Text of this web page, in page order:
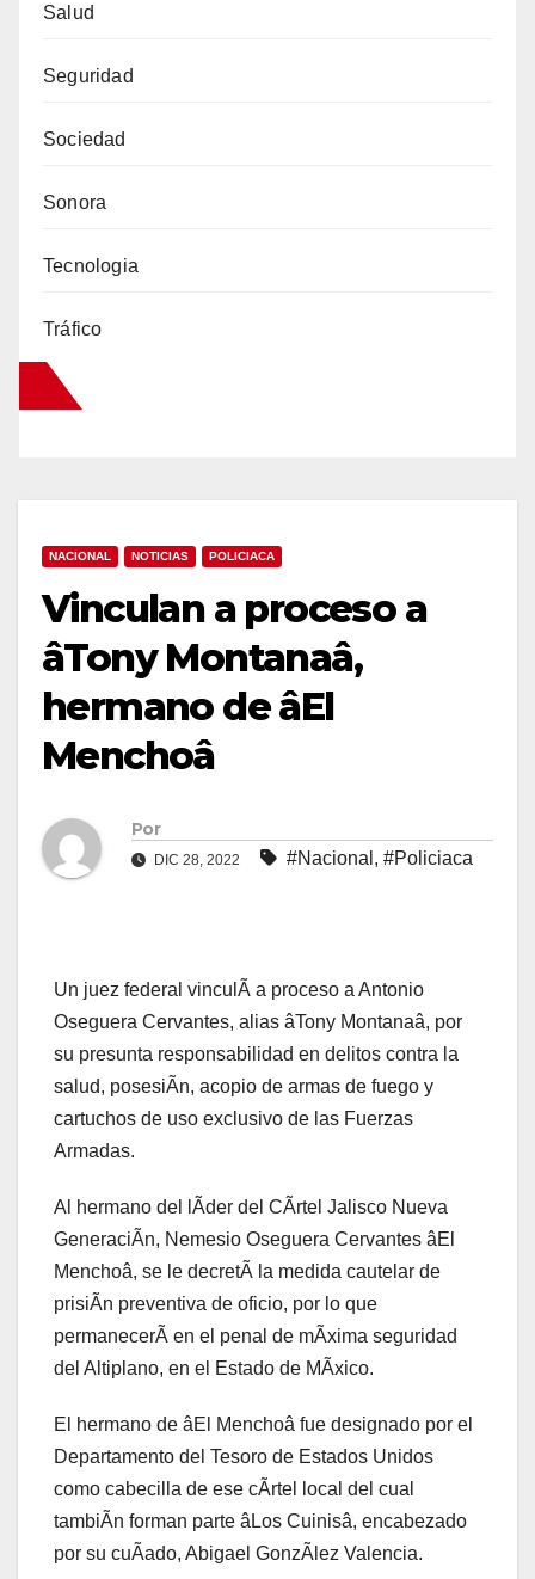
Salud
Seguridad
Sociedad
Sonora
Tecnologia
Tráfico
NACIONAL NOTICIAS POLICIACA
Vinculan a proceso a
âTony Montanaâ,
hermano de âEl
Menchoâ
Por
DIC 28, 2022 #Nacional , #Policiaca
Un juez federal vinculÃ a proceso a Antonio
Oseguera Cervantes, alias âTony Montanaâ, por
su presunta responsabilidad en delitos contra la
salud, posesiÃn, acopio de armas de fuego y
cartuchos de uso exclusivo de las Fuerzas
Armadas.
Al hermano del lÃder del CÃrtel Jalisco Nueva
GeneraciÃn, Nemesio Oseguera Cervantes âEl
Menchoâ, se le decretÃ la medida cautelar de
prisiÃn preventiva de oficio, por lo que
permanecerÃ en el penal de mÃxima seguridad
del Altiplano, en el Estado de MÃxico.
El hermano de âEl Menchoâ fue designado por el
Departamento del Tesoro de Estados Unidos
como cabecilla de ese cÃrtel local del cual
tambiÃn forman parte âLos Cuinisâ, encabezado
por su cuÃado, Abigael GonzÃlez Valencia.